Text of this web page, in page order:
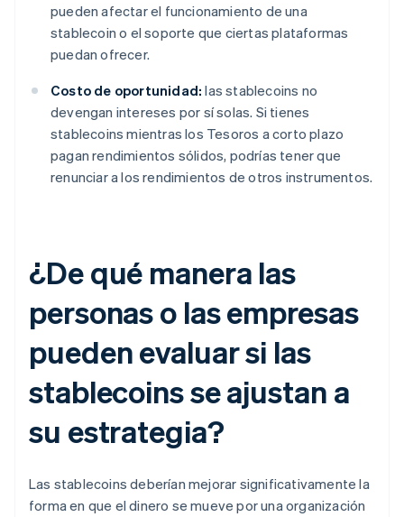
pueden afectar el funcionamiento de una
stablecoin o el soporte que ciertas plataformas
puedan ofrecer.
Costo de oportunidad: las stablecoins no
devengan intereses por sí solas. Si tienes
stablecoins mientras los Tesoros a corto plazo
pagan rendimientos sólidos, podrías tener que
renunciar a los rendimientos de otros instrumentos.
¿De qué manera las
personas o las empresas
pueden evaluar si las
stablecoins se ajustan a
su estrategia?
Las stablecoins deberían mejorar significativamente la
forma en que el dinero se mueve por una organización